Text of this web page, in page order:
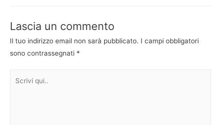
Lascia un commento
Il tuo indirizzo email non sarà pubblicato. I campi obbligatori
sono contrassegnati *